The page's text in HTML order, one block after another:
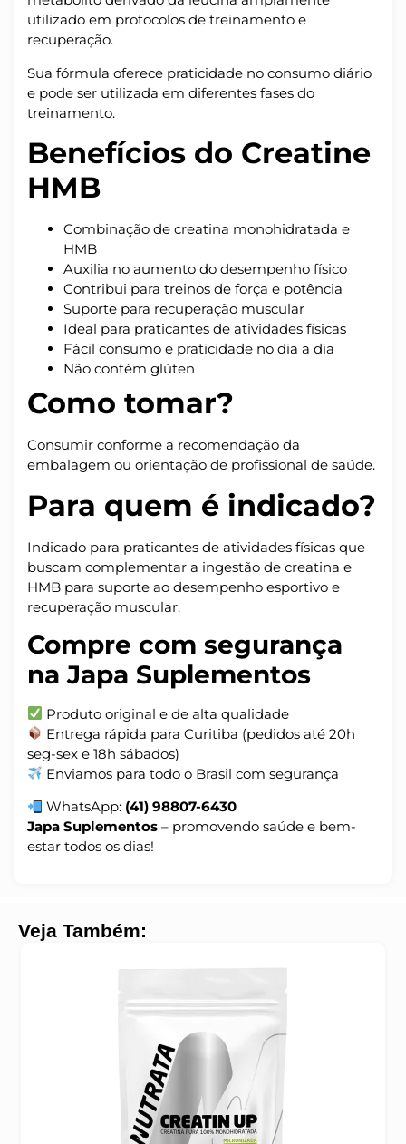
utilizado em protocolos de treinamento e
recuperação.
Sua fórmula oferece praticidade no consumo diário
e pode ser utilizada em diferentes fases do
treinamento.
Benefícios do Creatine
HMB
Combinação de creatina monohidratada e
HMB
Auxilia no aumento do desempenho físico
Contribui para treinos de força e potência
Suporte para recuperação muscular
Ideal para praticantes de atividades físicas
Fácil consumo e praticidade no dia a dia
Não contém glúten
Como tomar?
Consumir conforme a recomendação da
embalagem ou orientação de profissional de saúde.
Para quem é indicado?
Indicado para praticantes de atividades físicas que
buscam complementar a ingestão de creatina e
HMB para suporte ao desempenho esportivo e
recuperação muscular.
Compre com segurança
na Japa Suplementos
Produto original e de alta qualidade
Entrega rápida para Curitiba (pedidos até 20h
seg-sex e 18h sábados)
Enviamos para todo o Brasil com segurança
WhatsApp: (41) 98807-6430
Japa Suplementos – promovendo saúde e bem-
estar todos os dias!
Veja Também: